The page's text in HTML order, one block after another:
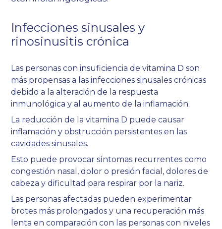
Infecciones sinusales y
rinosinusitis crónica
Las personas con insuficiencia de vitamina D son
más propensas a las infecciones sinusales crónicas
debido a la alteración de la respuesta
inmunológica y al aumento de la inflamación.
La reducción de la vitamina D puede causar
inflamación y obstrucción persistentes en las
cavidades sinusales.
Esto puede provocar síntomas recurrentes como
congestión nasal, dolor o presión facial, dolores de
cabeza y dificultad para respirar por la nariz.
Las personas afectadas pueden experimentar
brotes más prolongados y una recuperación más
lenta en comparación con las personas con niveles